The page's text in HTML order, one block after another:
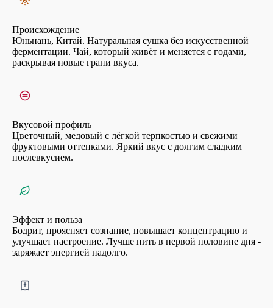
Происхождение
Юньнань, Китай. Натуральная сушка без искусственной
ферментации. Чай, который живёт и меняется с годами,
раскрывая новые грани вкуса.
Вкусовой профиль
Цветочный, медовый с лёгкой терпкостью и свежими
фруктовыми оттенками. Яркий вкус с долгим сладким
послевкусием.
Эффект и польза
Бодрит, проясняет сознание, повышает концентрацию и
улучшает настроение. Лучше пить в первой половине дня -
заряжает энергией надолго.